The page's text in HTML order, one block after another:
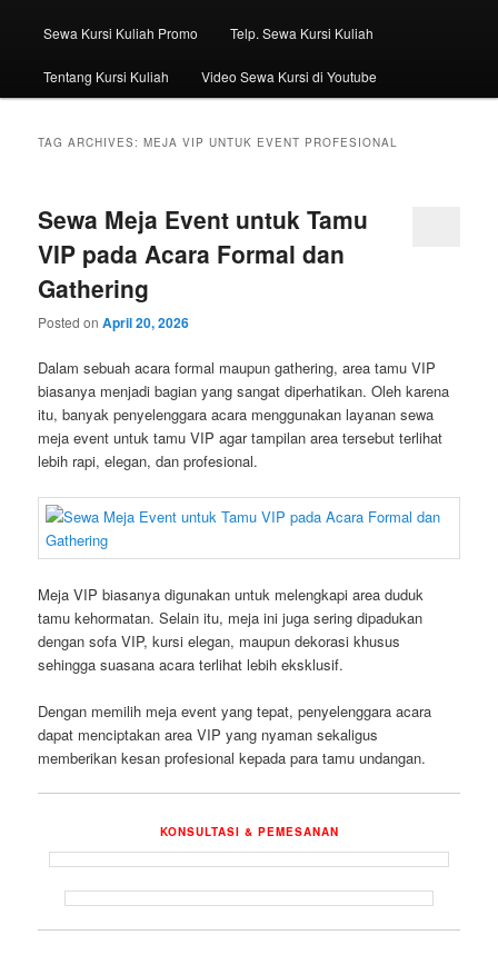
Sewa Kursi Kuliah Promo Telp. Sewa Kursi Kuliah
Tentang Kursi Kuliah Video Sewa Kursi di Youtube
TAG ARCHIVES:MEJA VIP UNTUK EVENT PROFESIONAL
Sewa Meja Event untuk Tamu
VIP pada Acara Formal dan
Gathering
Posted onApril 20, 2026
Dalam sebuah acara formal maupun gathering, area tamu VIP
biasanya menjadi bagian yang sangat diperhatikan. Oleh karena
itu, banyak penyelenggara acara menggunakan layanan sewa
meja event untuk tamu VIP agar tampilan area tersebut terlihat
lebih rapi, elegan, dan profesional.
Meja VIP biasanya digunakan untuk melengkapi area duduk
tamu kehormatan. Selain itu, meja ini juga sering dipadukan
dengan sofa VIP, kursi elegan, maupun dekorasi khusus
sehingga suasana acara terlihat lebih eksklusif.
Dengan memilih meja event yang tepat, penyelenggara acara
dapat menciptakan area VIP yang nyaman sekaligus
memberikan kesan profesional kepada para tamu undangan.
KONSULTASI & PEMESANAN